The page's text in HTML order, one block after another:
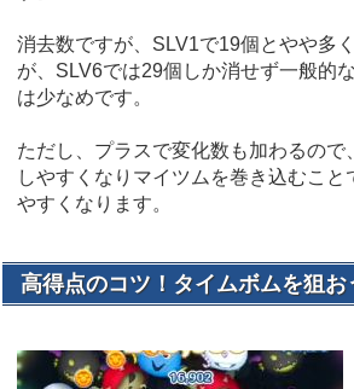
消去数ですが、SLV1で19個とやや多
が、SLV6では29個しか消せず一般的
は少なめです。
ただし、プラスで変化数も加わるので
しやすくなりマイツムを巻き込むこと
やすくなります。
高得点のコツ！タイムボムを狙お